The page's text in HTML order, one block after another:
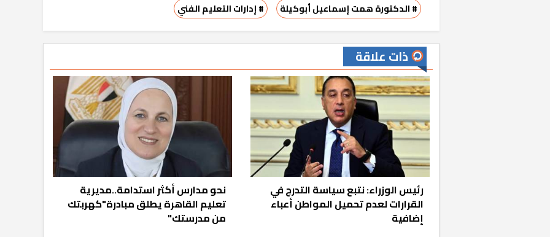
# الدكتورة همت إسماعيل أبوكيلة
# إدارات التعليم الفني
ذات علاقة
رئيس الوزراء: نتبع سياسة التدرج في
القرارات لعدم تحميل المواطن أعباء
إضافية
نحو مدارس أكثر استدامة..مديرية
تعليم القاهرة يطلق مبادرة"كهربتك
من مدرستك"